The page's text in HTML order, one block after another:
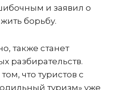
и заявил о
борьбу.
также станет
разбирательств.
что туристов с
туризм» уже